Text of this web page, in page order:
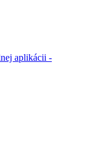
aplikácii -